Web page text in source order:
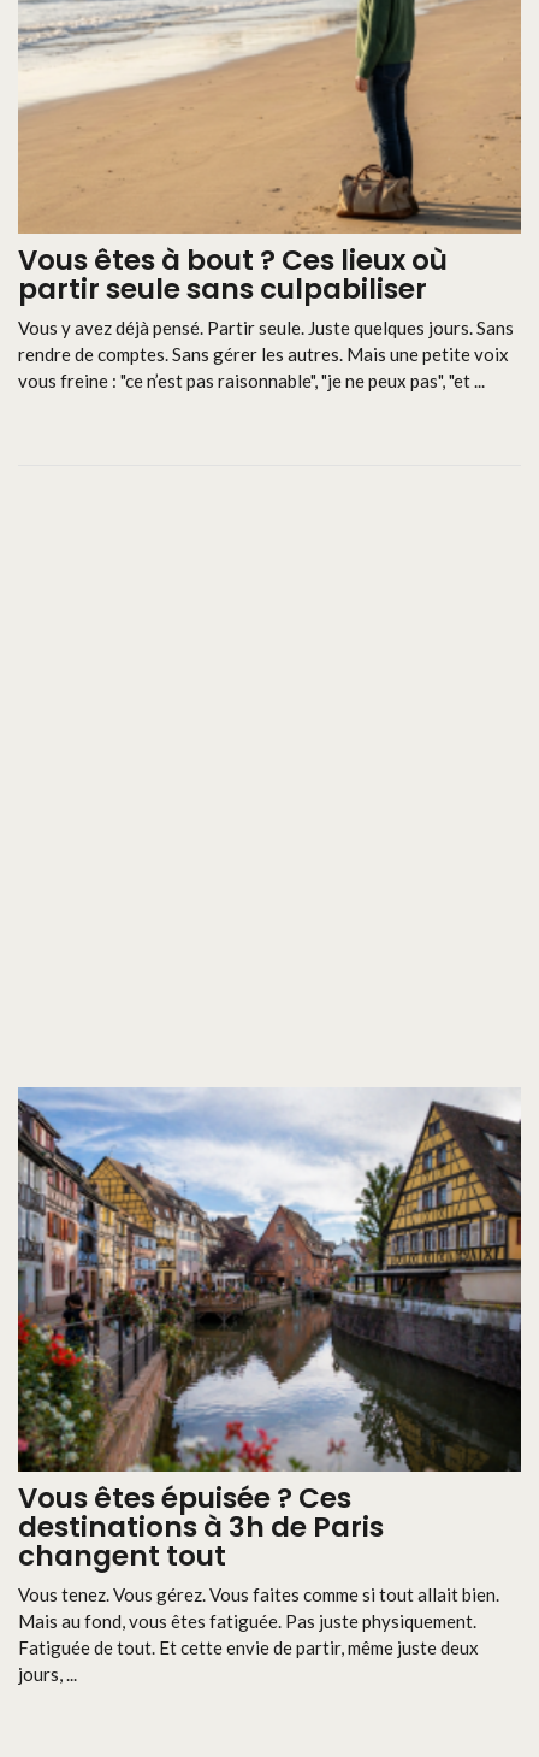
Vous êtes à bout ? Ces lieux où
partir seule sans culpabiliser
Vous y avez déjà pensé. Partir seule. Juste quelques jours. Sans
rendre de comptes. Sans gérer les autres. Mais une petite voix
vous freine : "ce n’est pas raisonnable", "je ne peux pas", "et ...
Vous êtes épuisée ? Ces
destinations à 3h de Paris
changent tout
Vous tenez. Vous gérez. Vous faites comme si tout allait bien.
Mais au fond, vous êtes fatiguée. Pas juste physiquement.
Fatiguée de tout. Et cette envie de partir, même juste deux
jours, ...